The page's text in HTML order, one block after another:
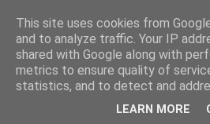
This site uses cookies from
and to analyze traffic. Your IP
shared with Google along with
metrics to ensure quality of
statistics, and to detect and
LEARN MORE